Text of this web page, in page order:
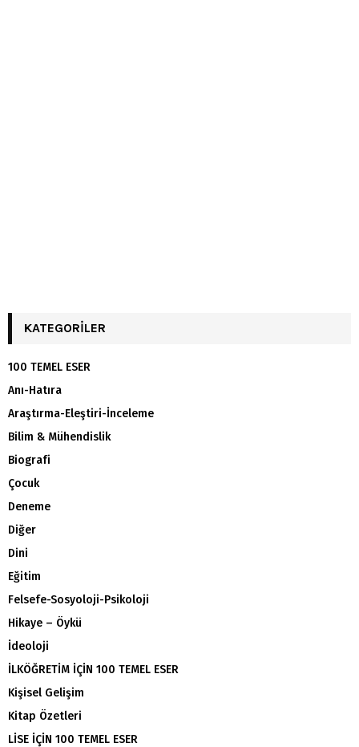
KATEGORILER
100 TEMEL ESER
Anı-Hatıra
Araştırma-Eleştiri-İnceleme
Bilim & Mühendislik
Biografi
Çocuk
Deneme
Diğer
Dini
Eğitim
Felsefe-Sosyoloji-Psikoloji
Hikaye – Öykü
İdeoloji
İLKÖĞRETİM İÇİN 100 TEMEL ESER
Kişisel Gelişim
Kitap Özetleri
LİSE İÇİN 100 TEMEL ESER